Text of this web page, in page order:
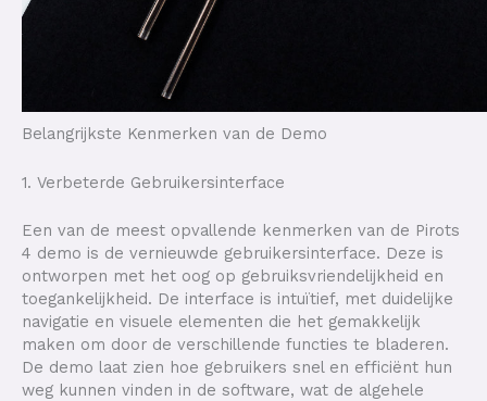
Belangrijkste Kenmerken van de Demo
1. Verbeterde Gebruikersinterface
Een van de meest opvallende kenmerken van de Pirots
4 demo is de vernieuwde gebruikersinterface. Deze is
ontworpen met het oog op gebruiksvriendelijkheid en
toegankelijkheid. De interface is intuïtief, met duidelijke
navigatie en visuele elementen die het gemakkelijk
maken om door de verschillende functies te bladeren.
De demo laat zien hoe gebruikers snel en efficiënt hun
weg kunnen vinden in de software, wat de algehele